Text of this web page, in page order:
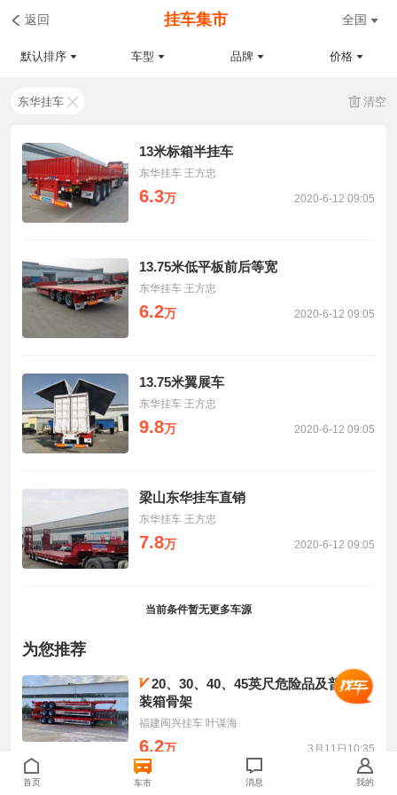
返回 挂车集市 全国
默认排序 车型 品牌 价格
东华挂车 清空
13米标箱半挂车
东华挂车 王方忠
6.3万 2020-6-12 09:05
13.75米低平板前后等宽
东华挂车 王方忠
6.2万 2020-6-12 09:05
13.75米翼展车
东华挂车 王方忠
9.8万 2020-6-12 09:05
梁山东华挂车直销
东华挂车 王方忠
7.8万 2020-6-12 09:05
当前条件暂无更多车源
为您推荐
20、30、40、45英尺危险品及普货集
装箱骨架
福建闽兴挂车 叶谋海
6.2万 3月11日10:35
首页 车市 消息 我的